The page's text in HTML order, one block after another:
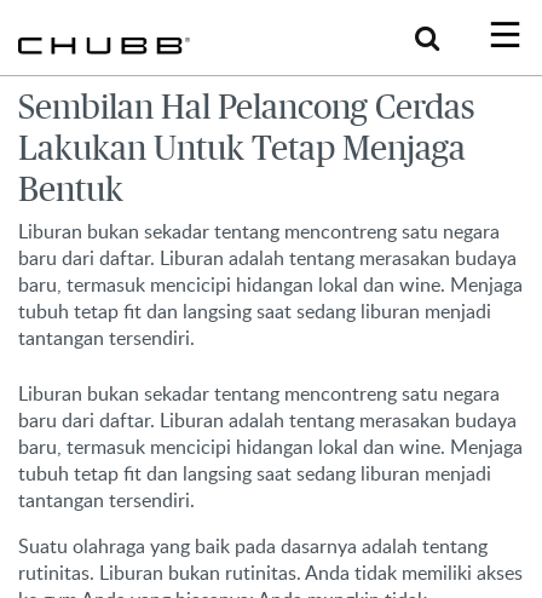
Search
Sembilan Hal Pelancong Cerdas
Lakukan Untuk Tetap Menjaga
Bentuk
Liburan bukan sekadar tentang mencontreng satu negara
baru dari daftar. Liburan adalah tentang merasakan budaya
baru, termasuk mencicipi hidangan lokal dan wine. Menjaga
tubuh tetap fit dan langsing saat sedang liburan menjadi
tantangan tersendiri.
Liburan bukan sekadar tentang mencontreng satu negara
baru dari daftar. Liburan adalah tentang merasakan budaya
baru, termasuk mencicipi hidangan lokal dan wine. Menjaga
tubuh tetap fit dan langsing saat sedang liburan menjadi
tantangan tersendiri.
Suatu olahraga yang baik pada dasarnya adalah tentang
rutinitas. Liburan bukan rutinitas. Anda tidak memiliki akses